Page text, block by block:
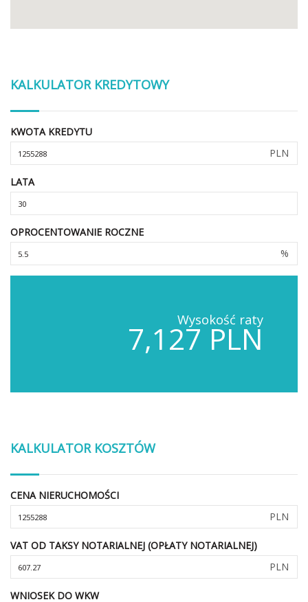
KALKULATOR KREDYTOWY
KWOTA KREDYTU
PLN
LATA
OPROCENTOWANIE ROCZNE
%
Wysokość raty
7,127 PLN
KALKULATOR KOSZTÓW
CENA NIERUCHOMOŚCI
PLN
VAT OD TAKSY NOTARIALNEJ (OPŁATY NOTARIALNEJ)
PLN
WNIOSEK DO WKW